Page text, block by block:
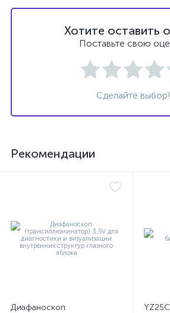
Хотите оставить
Поставьте свою
Сделайте выбор!
Рекомендации
Диафаноскоп